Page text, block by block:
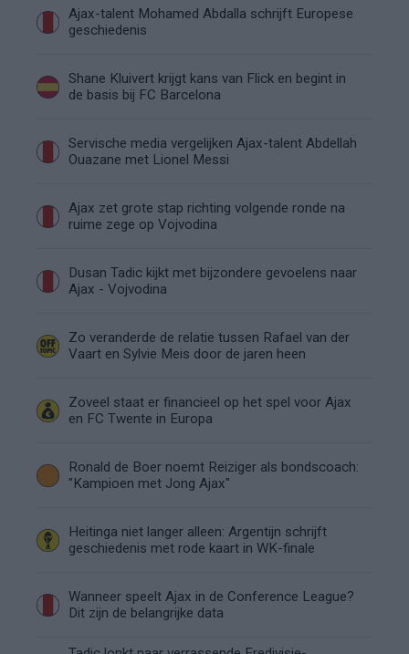
Ajax-talent Mohamed Abdalla schrijft Europese
geschiedenis
Shane Kluivert krijgt kans van Flick en begint in
de basis bij FC Barcelona
Servische media vergelijken Ajax-talent Abdellah
Ouazane met Lionel Messi
Ajax zet grote stap richting volgende ronde na
ruime zege op Vojvodina
Dusan Tadic kijkt met bijzondere gevoelens naar
Ajax - Vojvodina
Zo veranderde de relatie tussen Rafael van der
Vaart en Sylvie Meis door de jaren heen
Zoveel staat er financieel op het spel voor Ajax
en FC Twente in Europa
Ronald de Boer noemt Reiziger als bondscoach:
"Kampioen met Jong Ajax"
Heitinga niet langer alleen: Argentijn schrijft
geschiedenis met rode kaart in WK-finale
Wanneer speelt Ajax in de Conference League?
Dit zijn de belangrijke data